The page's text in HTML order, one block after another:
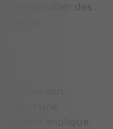
profiter des
une
implique